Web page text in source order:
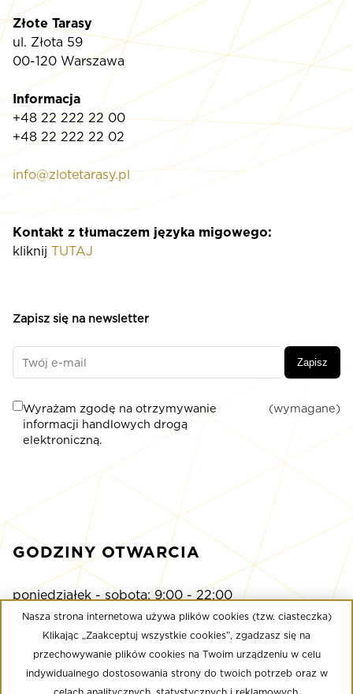
Złote Tarasy
ul. Złota 59
00-120 Warszawa
Informacja
+48 22 222 22 00
+48 22 222 22 02
info@zlotetarasy.pl
Kontakt z tłumaczem języka migowego:
kliknij TUTAJ
Zapisz się na newsletter
Zapisz
Wyrażam zgodę na otrzymywanie
informacji handlowych drogą
elektroniczną.
(wymagane)
GODZINY OTWARCIA
poniedziałek - sobota: 9:00 - 22:00
niedziela: 9:00 - 21:00
Multikino
poniedziałek - niedziela: 9:00 - do ostatniego seansu
Nasza strona internetowa używa plików cookies (tzw. ciasteczka)
Klikając „Zaakceptuj wszystkie cookies”, zgadzasz się na
przechowywanie plików cookies na Twoim urządzeniu w celu
indywidualnego dostosowania strony do twoich potrzeb oraz w